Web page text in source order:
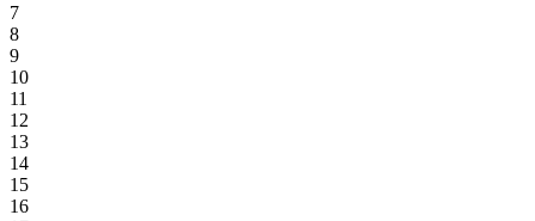
7
8
9
10
11
12
13
14
15
16